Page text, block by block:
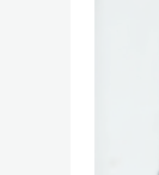
Üstelik
bir kategori
Deri
Üstelik her
dış